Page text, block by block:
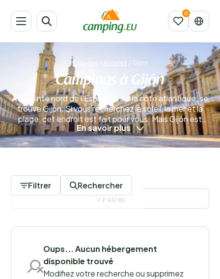
Espagne / Asturies / Gijon
Campings à Gijón
À la pointe nord de l’Espagne, sur la côte atlantique, se
trouve Gijón. Si vous recherchez le soleil, la mer et la
plage, cet endroit est fait pour vous. Mais Gijón est
aussi un excellent choix si vous souhaitez découvrir l’un
des plus beaux coins d’Europe. Séjourner dans un
camping à Gijón est donc une très bonne idée, avec de
En savoir plus
Filtrer Rechercher
Sauvegarder les filtres
Filtrer
Oups... Aucun hébergement
disponible trouvé
Modifiez votre recherche ou supprimez